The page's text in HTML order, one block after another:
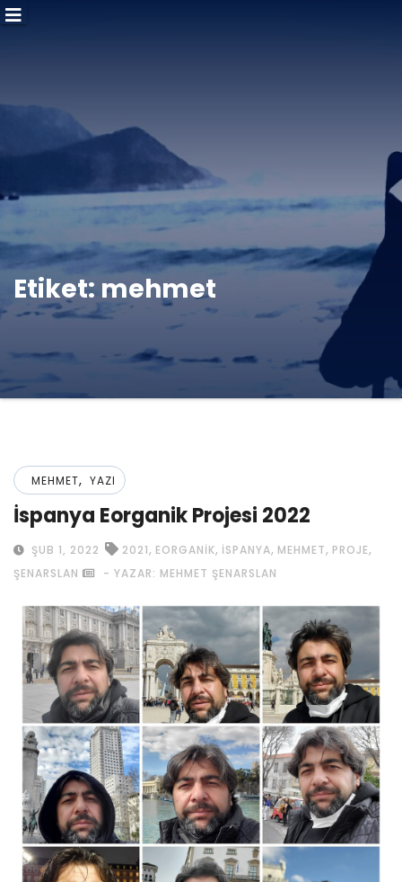
Etiket: mehmet
MEHMET, YAZI
İspanya Eorganik Projesi 2022
ŞUB 1, 2022 2021, EORGANIK, ISPANYA, MEHMET, PROJE,
ŞENARSLAN - YAZAR: MEHMET ŞENARSLAN